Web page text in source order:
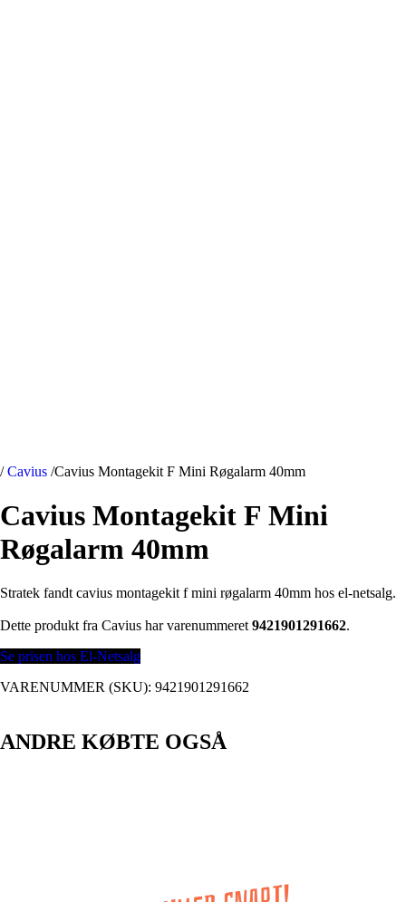
/ Cavius /Cavius Montagekit F Mini Røgalarm 40mm
Cavius Montagekit F Mini
Røgalarm 40mm
Stratek fandt cavius montagekit f mini røgalarm 40mm hos el-netsalg.
Dette produkt fra Cavius har varenummeret9421901291662.
Se prisen hos El-Netsalg
VARENUMMER (SKU): 9421901291662
ANDRE KØBTE OGSÅ